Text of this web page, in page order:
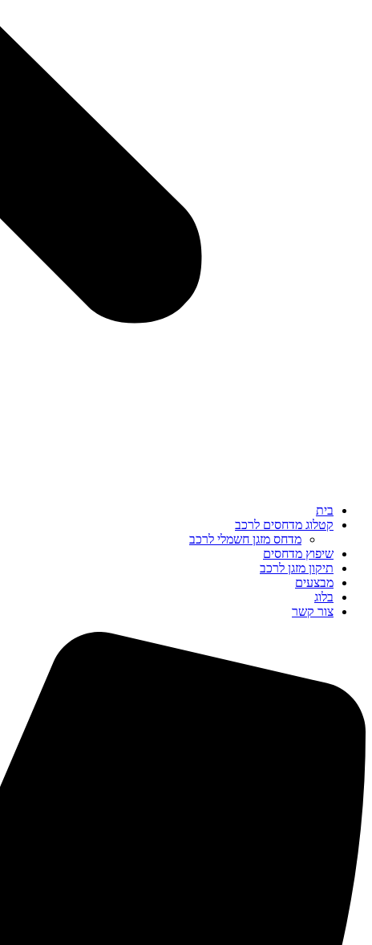
בית
קטלוג מדחסים לרכב
מדחס מזגן חשמלי לרכב
שיפוץ מדחסים
תיקון מזגן לרכב
מבצעים
בלוג
צור קשר